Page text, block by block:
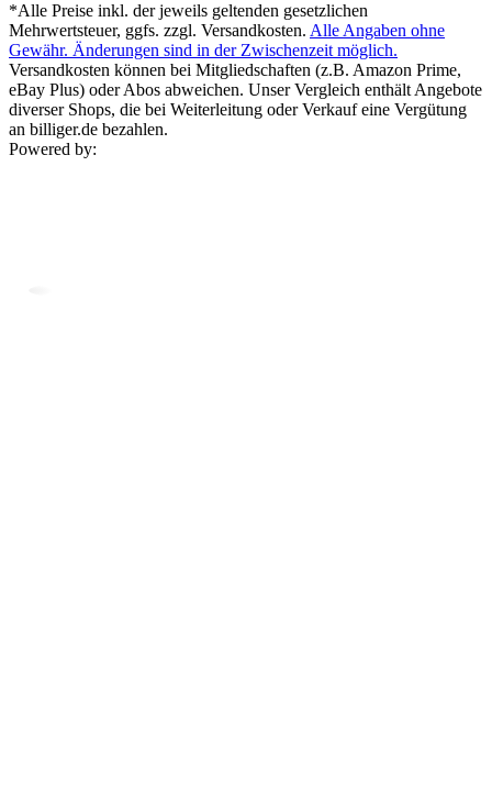
*Alle Preise inkl. der jeweils geltenden gesetzlichen
Mehrwertsteuer, ggfs. zzgl. Versandkosten. Alle Angaben ohne
Gewähr. Änderungen sind in der Zwischenzeit möglich.
Versandkosten können bei Mitgliedschaften (z.B. Amazon Prime,
eBay Plus) oder Abos abweichen. Unser Vergleich enthält Angebote
diverser Shops, die bei Weiterleitung oder Verkauf eine Vergütung
an billiger.de bezahlen.
Powered by: